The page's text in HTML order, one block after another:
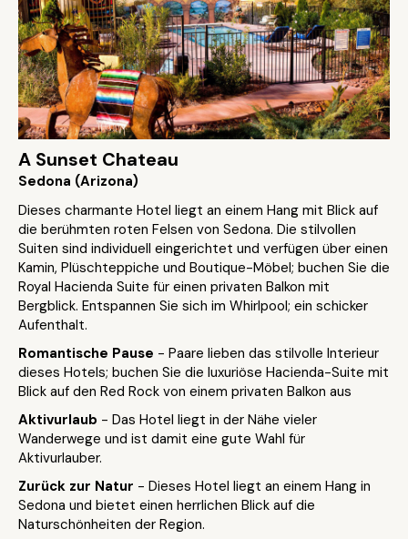
A Sunset Chateau
Sedona (Arizona)
Dieses charmante Hotel liegt an einem Hang mit Blick auf
die berühmten roten Felsen von Sedona. Die stilvollen
Suiten sind individuell eingerichtet und verfügen über einen
Kamin, Plüschteppiche und Boutique-Möbel; buchen Sie die
Royal Hacienda Suite für einen privaten Balkon mit
Bergblick. Entspannen Sie sich im Whirlpool; ein schicker
Aufenthalt.
Romantische Pause - Paare lieben das stilvolle Interieur
dieses Hotels; buchen Sie die luxuriöse Hacienda-Suite mit
Blick auf den Red Rock von einem privaten Balkon aus
Aktivurlaub - Das Hotel liegt in der Nähe vieler
Wanderwege und ist damit eine gute Wahl für
Aktivurlauber.
Zurück zur Natur - Dieses Hotel liegt an einem Hang in
Sedona und bietet einen herrlichen Blick auf die
Naturschönheiten der Region.